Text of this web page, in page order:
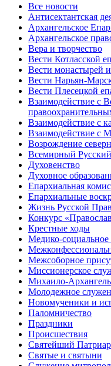
Все новости
Антисектантская
Архангельское
Архангельское
Вера и творчество
Вести Котласской
Вести монастырей
Вести Нарьян-
Вести Плесецкой
Взаимодействие с
Взаимодействие с
Взаимодействие с
Возрождение
Всемирный
Духовенство
Духовное
Епархиальная
Епархиальные
Жизнь Русской
Конкурс
Крестные ходы
Медико-социальное
Межсоборное
Миссионерское
Михаило-
Молодежное
Новомученики и
Паломничество
Праздники
Происшествия
Святейший
Святые и святыни